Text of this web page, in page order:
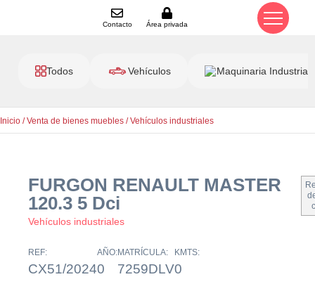
Contacto Área privada
Todos Vehículos Maquinaria Industrial
Inicio /Venta de bienes muebles /Vehículos industriales
FURGON RENAULT MASTER
120.3 5 Dci
Vehículos industriales
REF:
CX51/2024
AÑO:
0
MATRÍCULA:
7259DLV
KMTS:
0